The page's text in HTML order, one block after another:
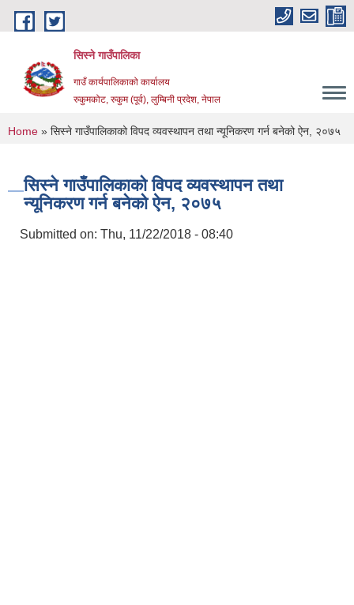
Skip to main content
सिस्ने गाउँपालिका
गाउँ कार्यपालिकाको कार्यालय
रुकुमकोट, रुकुम (पूर्व), लुम्बिनी प्रदेश, नेपाल
You are here
Home » सिस्ने गाउँपालिकाको विपद व्यवस्थापन तथा न्यूनिकरण गर्न बनेको ऐन, २०७५
सिस्ने गाउँपालिकाको विपद व्यवस्थापन तथा
न्यूनिकरण गर्न बनेको ऐन, २०७५
Submitted on: Thu, 11/22/2018 - 08:40